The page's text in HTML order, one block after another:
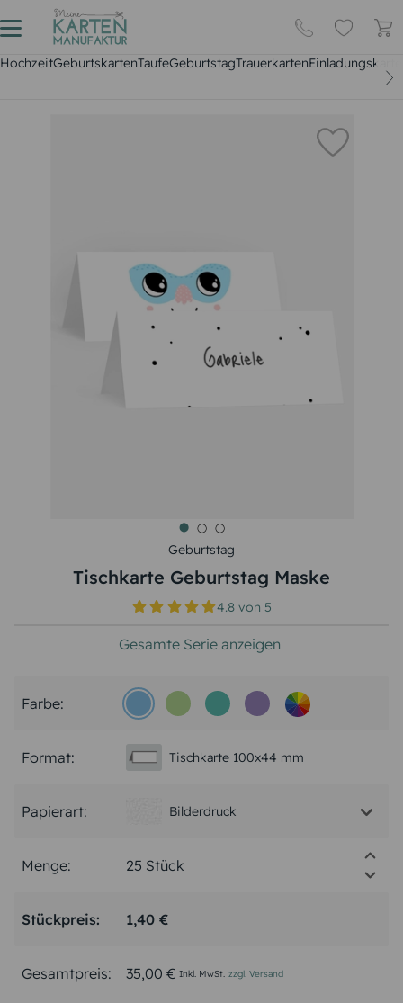
HochzeitGeburtskartenTaufeGeburtstagTrauerkarten
Geburtstag
Tischkarte Geburtstag Maske
4.8 von5
Gesamte Serie anzeigen
Farbe:
Format: Tischkarte 100x44 mm
Papierart: Bilderdruck
Menge:
Stückpreis: 1,40 €
Gesamtpreis: 35,00 € Inkl. MwSt. zzgl. Versand